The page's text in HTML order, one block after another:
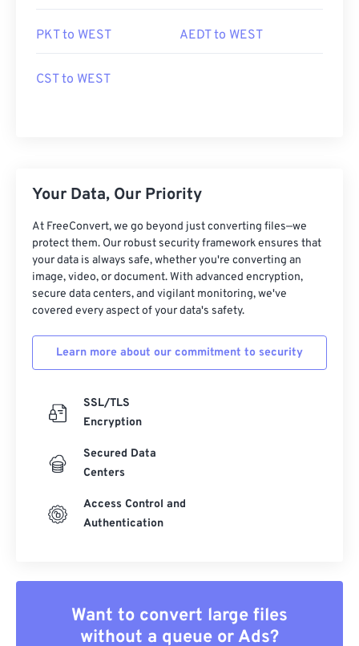
PKT to WEST AEDT to WEST
CST to WEST
Your Data, Our Priority
At FreeConvert, we go beyond just converting files—we
protect them. Our robust security framework ensures that
your data is always safe, whether you're converting an
image, video, or document. With advanced encryption,
secure data centers, and vigilant monitoring, we've
covered every aspect of your data's safety.
Learn more about our commitment to security
SSL/TLS
Encryption
Secured Data
Centers
Access Control and
Authentication
Want to convert large files
without a queue or Ads?